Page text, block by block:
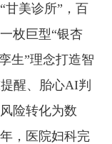
甘美诊所”，百
枚巨型“银杏
生”理念打造智
醒、胎心AI判
险转化为数
，医院妇科完